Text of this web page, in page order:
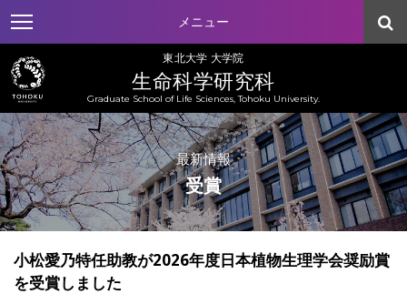
メニュー
東北大学 大学院
生命科学研究科
Graduate School of Life Sciences, Tohoku University.
最新情報
受賞
小松愛乃特任助教が2026年度日本植物生理学会奨励賞
を受賞しました